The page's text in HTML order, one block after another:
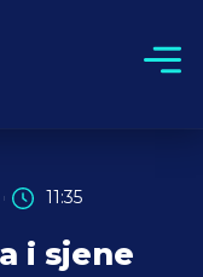
11:35
i sjene